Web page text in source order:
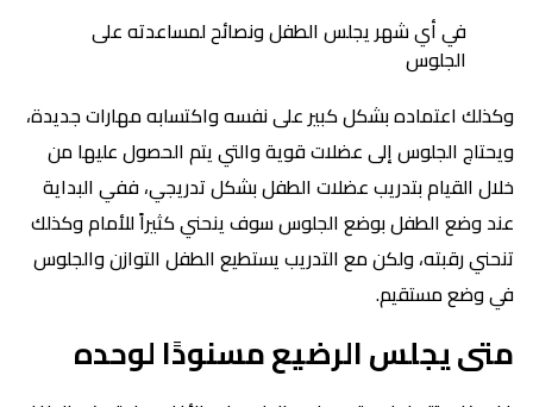
في أي شهر يجلس الطفل ونصائح لمساعدته على
الجلوس
وكذلك اعتماده بشكل كبير على نفسه واكتسابه مهارات جديدة،
ويحتاج الجلوس إلى عضلات قوية والتي يتم الحصول عليها من
خلال القيام بتدريب عضلات الطفل بشكل تدريجي، ففي البداية
عند وضع الطفل بوضع الجلوس سوف ينحني كثيراً للأمام وكذلك
تنحني رقبته، ولكن مع التدريب يستطيع الطفل التوازن والجلوس
في وضع مستقيم.
متى يجلس الرضيع مسنودًا لوحده